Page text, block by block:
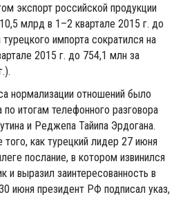
экспорт российской продукции
млрд в 1–2 квартале 2015 г. до
импорта сократился на
2015 г. до 754,1 млн за
нормализации отношений было
итогам телефонного разговора
и Реджепа Тайипа Эрдогана.
как турецкий лидер 27 июня
послание, в котором извинился
выразил заинтересованность в
июня президент РФ подписал указ,